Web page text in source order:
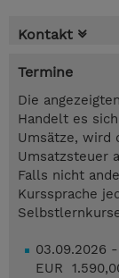
Kontakt
Termine
Die
Handelt es
Umsätze, wird
Umsatzsteuer
Falls nicht
Kurssprache
03.09.2026
EUR